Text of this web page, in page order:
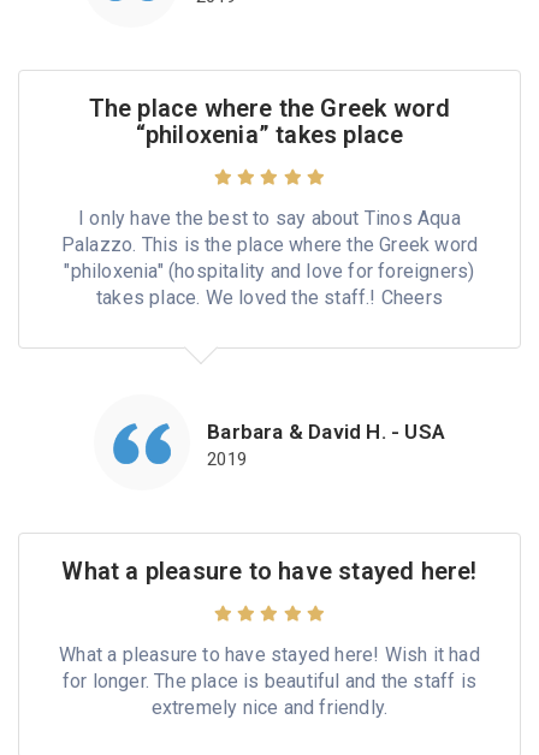
The place where the Greek word
“philoxenia” takes place
I only have the best to say about Tinos Aqua
Palazzo. This is the place where the Greek word
"philoxenia" (hospitality and love for foreigners)
takes place. We loved the staff.! Cheers
Barbara & David H. - USA
2019
What a pleasure to have stayed here!
What a pleasure to have stayed here! Wish it had
for longer. The place is beautiful and the staff is
extremely nice and friendly.